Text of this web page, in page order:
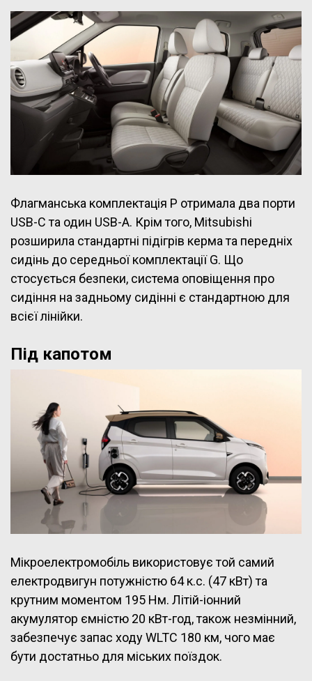
Флагманська комплектація P отримала два порти
USB-C та один USB-A. Крім того, Mitsubishi
розширила стандартні підігрів керма та передніх
сидінь до середньої комплектації G. Що
стосується безпеки, система оповіщення про
сидіння на задньому сидінні є стандартною для
всієї лінійки.
Під капотом
Мікроелектромобіль використовує той самий
електродвигун потужністю 64 к.с. (47 кВт) та
крутним моментом 195 Нм. Літій-іонний
акумулятор ємністю 20 кВт-год, також незмінний,
забезпечує запас ходу WLTC 180 км, чого має
бути достатньо для міських поїздок.